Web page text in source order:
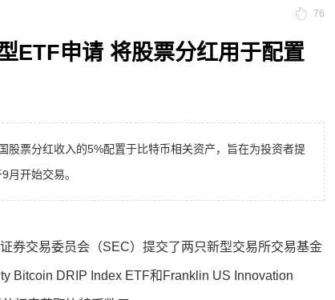
76
申请 将股票分红用于配置
票分红收入的5%配置于比特币相关资产，旨在为投资者提
月开始交易。
券交易委员会（SEC）提交了两只新型交易所交易基金
Bitcoin DRIP Index ETF和Franklin US Innovation